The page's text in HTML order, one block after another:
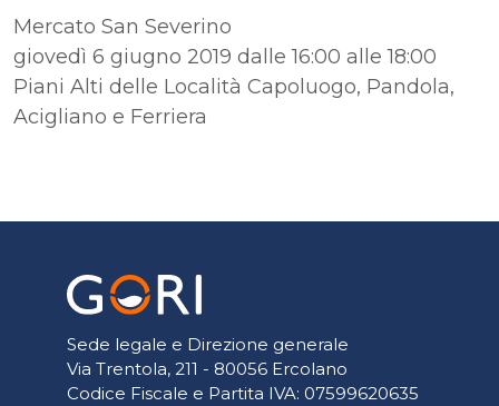
Mercato San Severino
giovedì 6 giugno 2019 dalle 16:00 alle 18:00
Piani Alti delle Località Capoluogo, Pandola,
Acigliano e Ferriera
Sede legale e Direzione generale
Via Trentola, 211 - 80056 Ercolano
Codice Fiscale e Partita IVA: 07599620635